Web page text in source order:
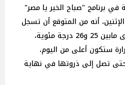
برنامج "صباح الخير يا مصر"
أنه من المتوقع أن تسجل
العظمى على القاهرة الكبرى مابين 25 و26 درجة مئوية،
ستكون أعلى من اليوم،
حتى تصل إلى ذروتها في نهاية